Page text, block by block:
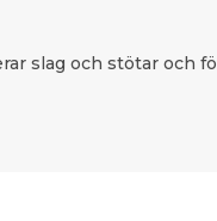
slag och stötar och